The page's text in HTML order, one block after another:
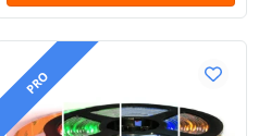
PRO